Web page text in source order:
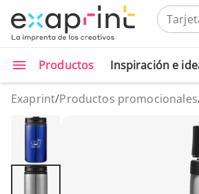
Productos Inspiración e
Exaprint/Productos promocionales